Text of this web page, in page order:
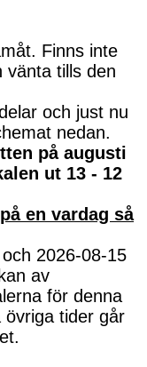
Finns inte
vänta tills den
och just nu
nedan.
på augusti
ut 13 - 12
en vardag så
2026-08-15
av
för denna
övriga tider går